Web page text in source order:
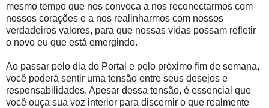
mesmo tempo que nos convoca a nos reconectarmos com
nossos corações e a nos realinharmos com nossos
verdadeiros valores, para que nossas vidas possam refletir
o novo eu que está emergindo.
Ao passar pelo dia do Portal e pelo próximo fim de semana,
você poderá sentir uma tensão entre seus desejos e
responsabilidades. Apesar dessa tensão, é essencial que
você ouça sua voz interior para discernir o que realmente